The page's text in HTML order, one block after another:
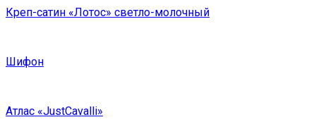
Креп-сатин «Лотос» светло-молочный
Шифон
Атлас «JustCavalli»